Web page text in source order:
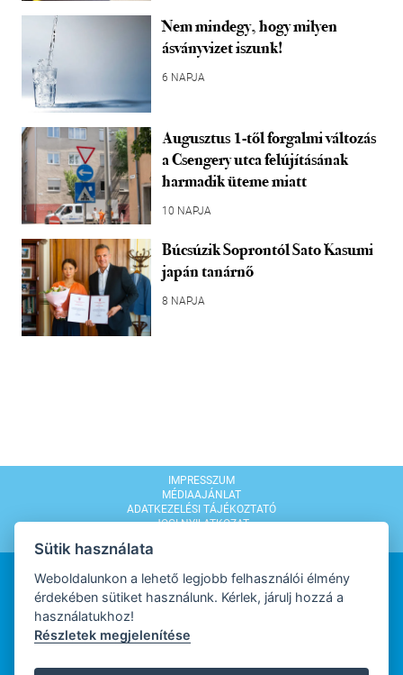
Nem mindegy, hogy milyen
ásványvizet iszunk!
6 NAPJA
Augusztus 1-től forgalmi változás
a Csengery utca felújításának
harmadik üteme miatt
10 NAPJA
Búcsúzik Soprontól Sato Kasumi
japán tanárnő
8 NAPJA
IMPRESSZUM
MÉDIAAJÁNLAT
ADATKEZELÉSI TÁJÉKOZTATÓ
JOGI NYILATKOZAT
WEBDESIGN
Sütik használata
Weboldalunkon a lehető legjobb felhasználói élmény
érdekében sütiket használunk. Kérlek, járulj hozzá a
használatukhoz!
Részletek megjelenítése